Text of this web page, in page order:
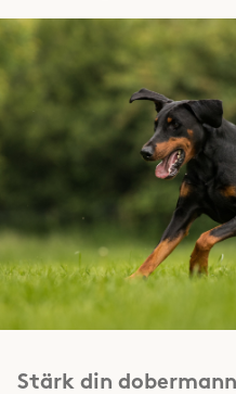
Stärk din